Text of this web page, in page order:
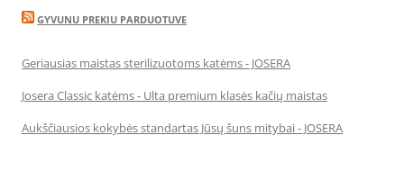
GYVUNU PREKIU PARDUOTUVE
Geriausias maistas sterilizuotoms katėms - JOSERA
Josera Classic katėms - Ulta premium klasės kačių maistas
Aukščiausios kokybės standartas Jūsų šuns mitybai - JOSERA